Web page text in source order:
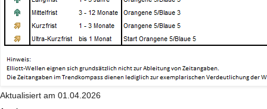
Aktualisiert am 01.04.2026